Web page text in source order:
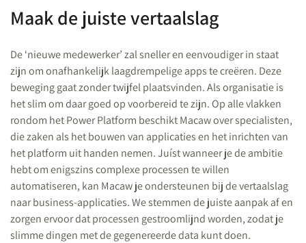
Maak de juiste vertaalslag
De ‘nieuwe medewerker’ zal sneller en eenvoudiger in staat
zijn om onafhankelijk laagdrempelige apps te creëren. Deze
beweging gaat zonder twijfel plaatsvinden. Als organisatie is
het slim om daar goed op voorbereid te zijn. Op alle vlakken
rondom het Power Platform beschikt Macaw over specialisten,
die zaken als het bouwen van applicaties en het inrichten van
het platform uit handen nemen. Juíst wanneer je de ambitie
hebt om enigszins complexe processen te willen
automatiseren, kan Macaw je ondersteunen bij de vertaalslag
naar business-applicaties. We stemmen de juiste aanpak af en
zorgen ervoor dat processen gestroomlijnd worden, zodat je
slimme dingen met de gegenereerde data kunt doen.